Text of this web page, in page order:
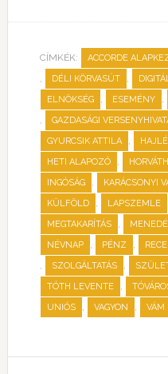
CÍMKÉK: ACCORDE
, DÉLI KÖRVASÚT ,
ELNÖKSÉG , ESEMÉNY ,
, GAZDASÁGI
GYURCSIK ATTILA ,
HETI ALAPOZÓ ,
INGÓSÁG , KARÁCSONYI
KÜLFÖLD , LAPSZEMLE
MEGTAKARÍTÁS ,
NÉVNAP , PÉNZ ,
, SZOLGÁLTATÁS ,
TÓTH LEVENTE ,
UNIÓS , VAGYON , VÁM